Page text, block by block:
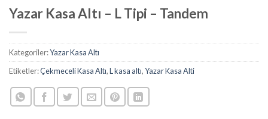
Yazar Kasa Altı – L Tipi – Tandem
Kategoriler:Yazar Kasa Altı
Etiketler:Çekmeceli Kasa Altı,L kasa altı,Yazar Kasa Alti